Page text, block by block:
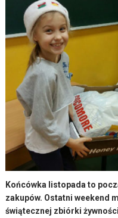
Końcówka listopada to
zakupów. Ostatni weekend
świątecznej zbiórki